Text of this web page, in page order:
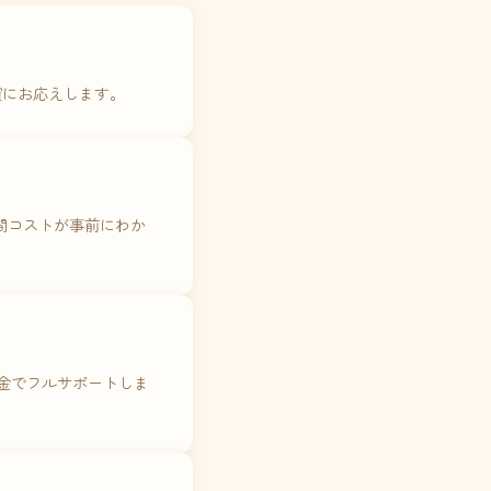
お応えします。
コストが事前にわか
でフルサポートしま